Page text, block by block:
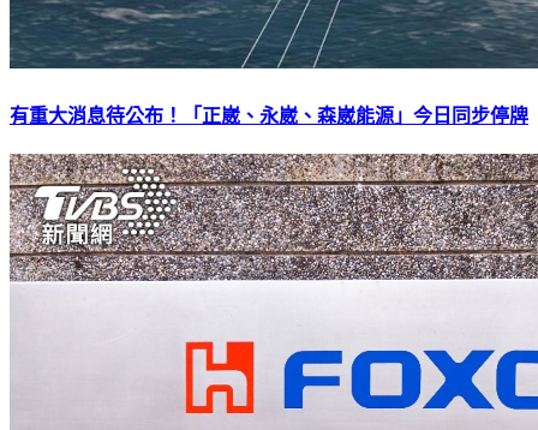
有重大消息待公布！「正崴、永崴、森崴能源」今日同步停牌